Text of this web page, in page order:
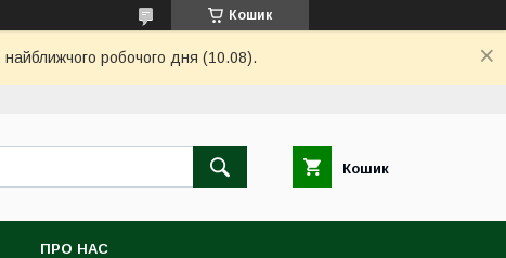
Кошик
найближчого робочого дня (10.08).
Кошик
ПРО НАС